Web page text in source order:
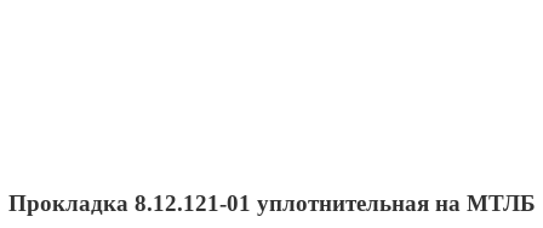
Прокладка 8.12.121-01 уплотнительная на МТЛБ